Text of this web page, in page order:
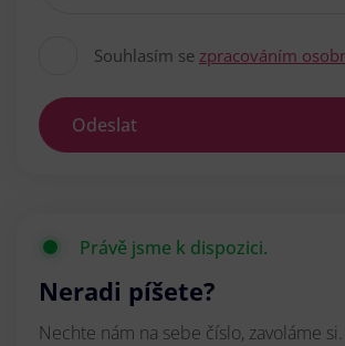
Souhlasím se zpracováním
Odeslat
Právě jsme k dispozici.
Neradi píšete?
Nechte nám na sebe číslo, zavoláme si.